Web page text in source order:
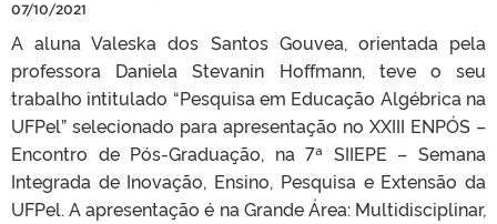
07/10/2021
A aluna Valeska dos Santos Gouvea, orientada pela
professora Daniela Stevanin Hoffmann, teve o seu
trabalho intitulado “Pesquisa em Educação Algébrica na
UFPel” selecionado para apresentação no XXIII ENPÓS –
Encontro de Pós-Graduação, na 7ª SIIEPE – Semana
Integrada de Inovação, Ensino, Pesquisa e Extensão da
UFPel. A apresentação é na Grande Área: Multidisciplinar,